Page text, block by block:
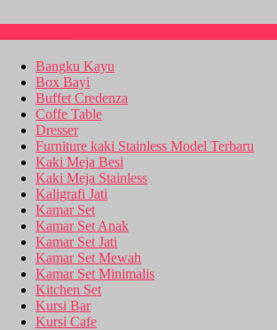
Bangku Kayu
Box Bayi
Buffet Credenza
Coffe Table
Dresser
Furniture kaki Stainless Model Terbaru
Kaki Meja Besi
Kaki Meja Stainless
Kaligrafi Jati
Kamar Set
Kamar Set Anak
Kamar Set Jati
Kamar Set Mewah
Kamar Set Minimalis
Kitchen Set
Kursi Bar
Kursi Cafe